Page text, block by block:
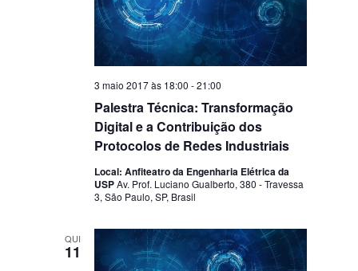
Palestra Técnica: Transformação
Digital e a Contribuição dos
Protocolos de Redes Industriais
3 maio 2017 às 18:00 -21:00
Local: Anfiteatro da Engenharia Elétrica da
USPAv. Prof. Luciano Gualberto, 380 - Travessa
3, São Paulo, SP, Brasil
QUI
11